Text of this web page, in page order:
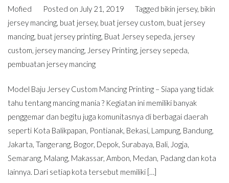
Mofied
Posted on July 21, 2019 Tagged bikin jersey, bikin
jersey mancing, buat jersey, buat jersey custom, buat jersey
mancing, buat jersey printing, Buat Jersey sepeda, jersey
custom, jersey mancing, Jersey Printing, jersey sepeda,
pembuatan jersey mancing
Model Baju Jersey Custom Mancing Printing – Siapa yang tidak
tahu tentang mancing mania ? Kegiatan ini memiliki banyak
penggemar dan begitu juga komunitasnya di berbagai daerah
seperti Kota Balikpapan, Pontianak, Bekasi, Lampung, Bandung,
Jakarta, Tangerang, Bogor, Depok, Surabaya, Bali, Jogja,
Semarang, Malang, Makassar, Ambon, Medan, Padang dan kota
lainnya. Dari setiap kota tersebut memiliki […]